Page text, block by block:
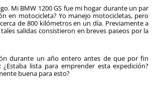
Mi BMW 1200 GS fue mi hogar durante un par
en motocicleta? Yo manejo motocicletas, pero
de 800 kilómetros en un día. Previamente a
salidas consistieron en breves paseos por la
durante un año entero antes de que por fin
lista para emprender esta expedición?
buena para esto?